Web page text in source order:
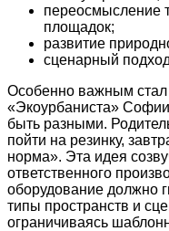
переосмысление
площадок;
развитие
сценарный
Особенно важным стал
«Экоурбаниста»
быть разными.
пойти на резинку,
норма». Эта идея
ответственного
оборудование должно
типы пространств и
ограничиваясь